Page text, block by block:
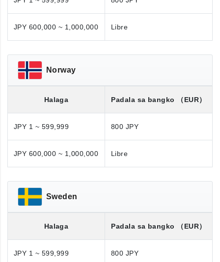
JPY 600,000 ~ 1,000,000 Libre
Norway
Halaga Padala sa bangko （EUR）
JPY 1 ~ 599,999 800 JPY
JPY 600,000 ~ 1,000,000 Libre
Sweden
Halaga Padala sa bangko （EUR）
JPY 1 ~ 599,999 800 JPY